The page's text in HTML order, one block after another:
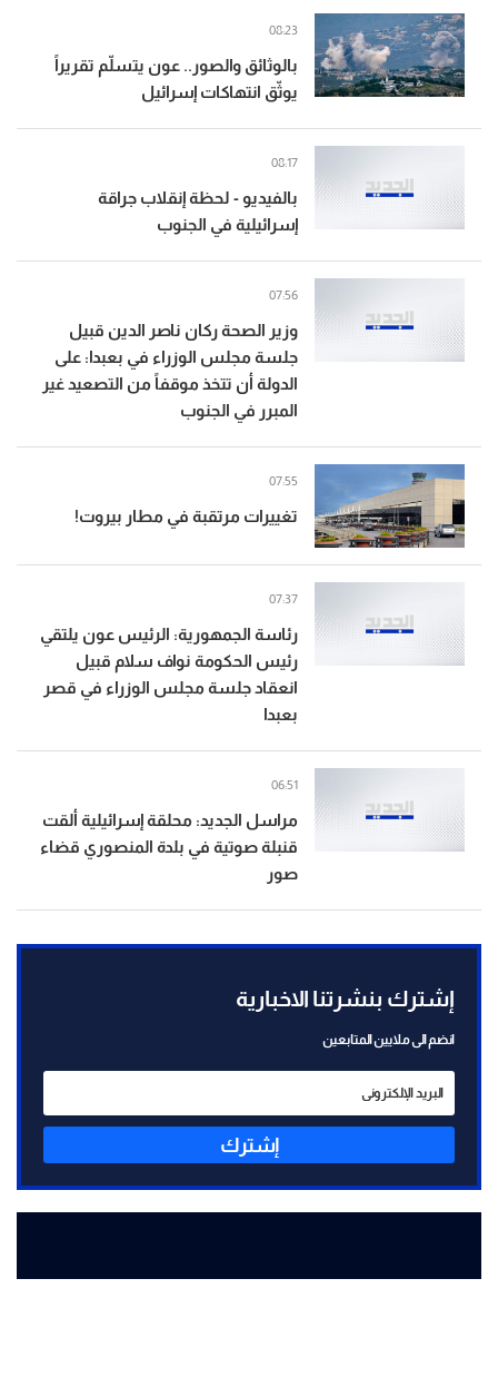
بالوثائق والصور.. عون يتسلّم تقريراً
يوثّق انتهاكات إسرائيل
08:23
بالفيديو - لحظة إنقلاب جراقة
إسرائيلية في الجنوب
08:17
وزير الصحة ركان ناصر الدين قبيل
جلسة مجلس الوزراء في بعبدا: على
الدولة أن تتخذ موقفاً من التصعيد غير
المبرر في الجنوب
07:56
تغييرات مرتقبة في مطار بيروت!
07:55
رئاسة الجمهورية: الرئيس عون يلتقي
رئيس الحكومة نواف سلام قبيل
انعقاد جلسة مجلس الوزراء في قصر
بعبدا
07:37
مراسل الجديد: محلقة إسرائيلية ألقت
قنبلة صوتية في بلدة المنصوري قضاء
صور
06:51
إشترك بنشرتنا الاخبارية
انضم الى ملايين المتابعين
إشترك